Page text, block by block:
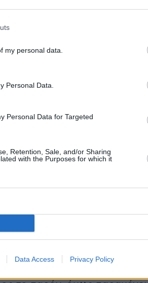
my personal data.
Personal Data.
Personal Data for Targeted
Retention, Sale, and/or Sharing
with the Purposes for which it
Data Access Privacy Policy
περίπου 6.000 τόνους
την κατεστραμμένη γέφυρα.
συντριμμιών ανέρχεται σε
Φράνσις Σκοτ Κι της
του ποταμού του Μέριλαντ,
της.
πλοίου ελπίζουν
η αρχή του τέλους μιας
τους 21 άντρες που